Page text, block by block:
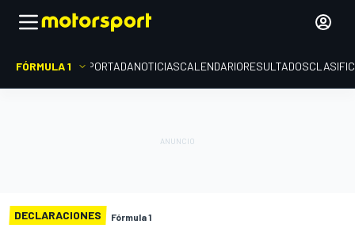
FÓRMULA 1 PORTADANOTICIASCALENDARIORESULTADOS
DECLARACIONES Fórmula 1